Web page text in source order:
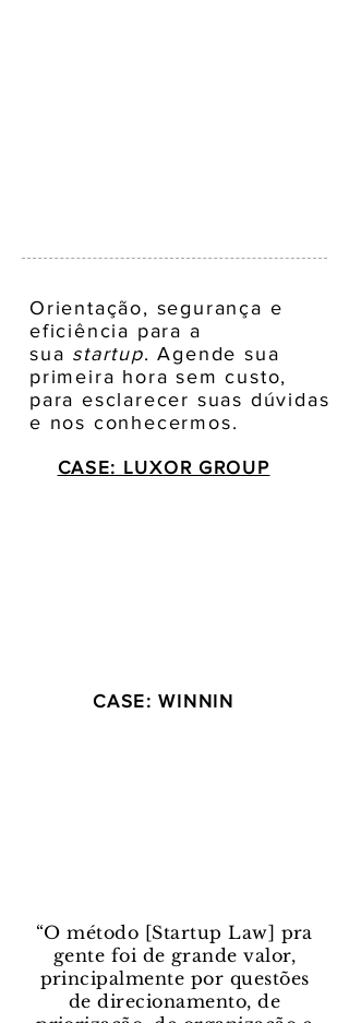
Orientação, segurança e
eficiência para a
sua startup. Agende sua
primeira hora sem custo,
para esclarecer suas dúvidas
e nos conhecermos.
CASE: LUXOR GROUP
CASE: WINNIN
“O método [Startup Law] pra
gente foi de grande valor,
principalmente por questões
de direcionamento, de